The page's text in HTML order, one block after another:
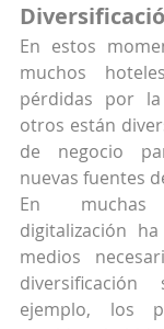
En estos
muchos
pérdidas por
otros están
de negocio
nuevas fuentes
En
digitalización
medios
ejemplo, los